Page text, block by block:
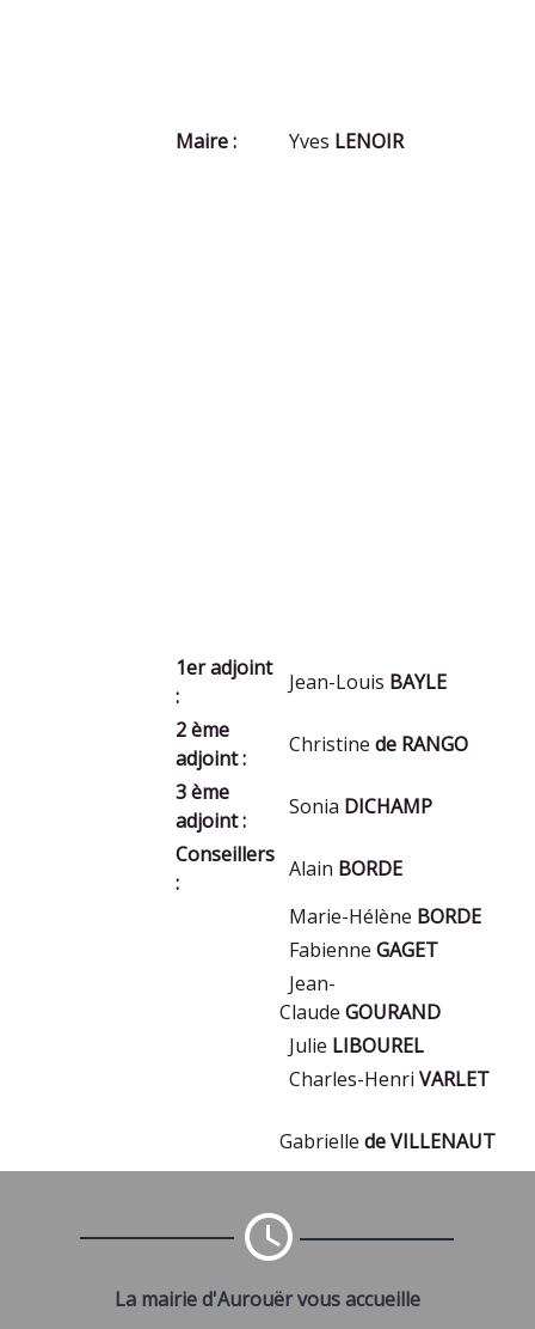
Maire : Yves LENOIR
1er adjoint
:
Jean-Louis BAYLE
2 ème
adjoint :
Christine de RANGO
3 ème
adjoint :
Sonia DICHAMP
Conseillers
:
Alain BORDE
Marie-Hélène BORDE
Fabienne GAGET
Jean-
Claude GOURAND
Julie LIBOUREL
Charles-Henri VARLET
Gabrielle de VILLENAUT
La mairie d'Aurouër vous accueille